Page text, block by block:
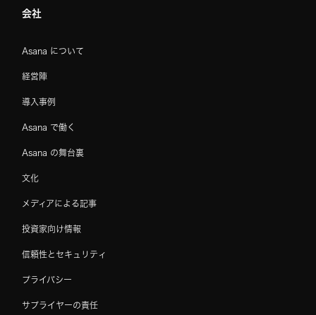
会社
Asana について
経営陣
導入事例
Asana で働く
Asana の舞台裏
文化
メディアによる記事
投資家向け情報
信頼性とセキュリティ
プライバシー
サプライヤーの責任